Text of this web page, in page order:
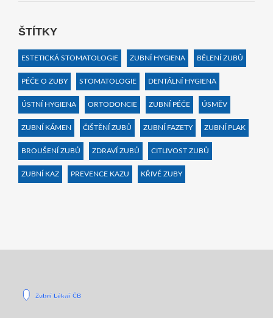
ŠTÍTKY
ESTETICKÁ STOMATOLOGIE ZUBNÍ HYGIENA BĚLENÍ ZUBŮ
PÉČE O ZUBY STOMATOLOGIE DENTÁLNÍ HYGIENA
ÚSTNÍ HYGIENA ORTODONCIE ZUBNÍ PÉČE ÚSMĚV
ZUBNÍ KÁMEN ČIŠTĚNÍ ZUBŮ ZUBNÍ FAZETY ZUBNÍ PLAK
BROUŠENÍ ZUBŮ ZDRAVÍ ZUBŮ CITLIVOST ZUBŮ
ZUBNÍ KAZ PREVENCE KAZU KŘIVÉ ZUBY